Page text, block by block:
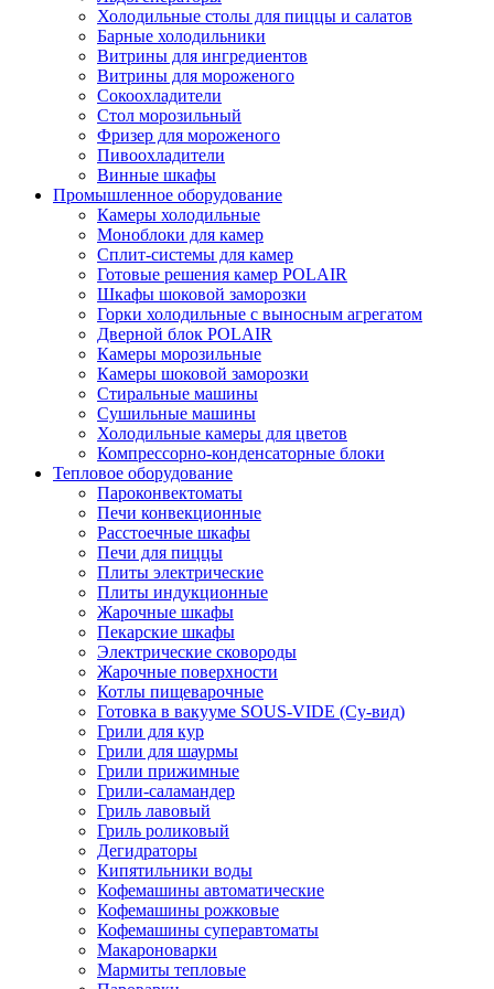
Холодильные столы для пиццы и салатов
Барные холодильники
Витрины для ингредиентов
Витрины для мороженого
Сокоохладители
Стол морозильный
Фризер для мороженого
Пивоохладители
Винные шкафы
Промышленное оборудование
Камеры холодильные
Моноблоки для камер
Сплит-системы для камер
Готовые решения камер POLAIR
Шкафы шоковой заморозки
Горки холодильные с выносным агрегатом
Дверной блок POLAIR
Камеры морозильные
Камеры шоковой заморозки
Стиральные машины
Сушильные машины
Холодильные камеры для цветов
Компрессорно-конденсаторные блоки
Тепловое оборудование
Пароконвектоматы
Печи конвекционные
Расстоечные шкафы
Печи для пиццы
Плиты электрические
Плиты индукционные
Жарочные шкафы
Пекарские шкафы
Электрические сковороды
Жарочные поверхности
Котлы пищеварочные
Готовка в вакууме SOUS-VIDE (Су-вид)
Грили для кур
Грили для шаурмы
Грили прижимные
Грили-саламандер
Гриль лавовый
Гриль роликовый
Дегидраторы
Кипятильники воды
Кофемашины автоматические
Кофемашины рожковые
Кофемашины суперавтоматы
Макароноварки
Мармиты тепловые